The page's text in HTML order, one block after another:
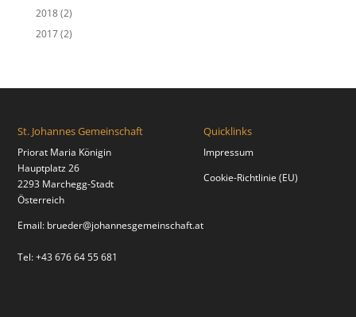
2018(2)
2017(2)
St. Johannes Gemeinschaft
Priorat Maria Königin
Hauptplatz 26
2293 Marchegg-Stadt
Österreich
Email: brueder@johannesgemeinschaft.at
Tel: +43 676 64 55 681
Quicklinks
Impressum
Cookie-Richtlinie (EU)